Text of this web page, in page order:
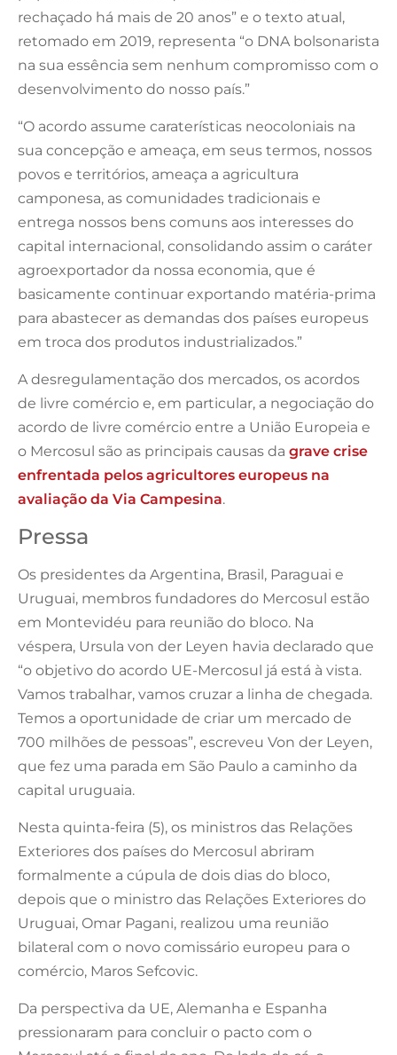
rechaçado há mais de 20 anos” e o texto atual,
retomado em 2019, representa “o DNA bolsonarista
na sua essência sem nenhum compromisso com o
desenvolvimento do nosso país.”
“O acordo assume caraterísticas neocoloniais na
sua concepção e ameaça, em seus termos, nossos
povos e territórios, ameaça a agricultura
camponesa, as comunidades tradicionais e
entrega nossos bens comuns aos interesses do
capital internacional, consolidando assim o caráter
agroexportador da nossa economia, que é
basicamente continuar exportando matéria-prima
para abastecer as demandas dos países europeus
em troca dos produtos industrializados.”
A desregulamentação dos mercados, os acordos
de livre comércio e, em particular, a negociação do
acordo de livre comércio entre a União Europeia e
o Mercosul são as principais causas da grave crise
enfrentada pelos agricultores europeus na
avaliação da Via Campesina.
Pressa
Os presidentes da Argentina, Brasil, Paraguai e
Uruguai, membros fundadores do Mercosul estão
em Montevidéu para reunião do bloco. Na
véspera, Ursula von der Leyen havia declarado que
“o objetivo do acordo UE-Mercosul já está à vista.
Vamos trabalhar, vamos cruzar a linha de chegada.
Temos a oportunidade de criar um mercado de
700 milhões de pessoas”, escreveu Von der Leyen,
que fez uma parada em São Paulo a caminho da
capital uruguaia.
Nesta quinta-feira (5), os ministros das Relações
Exteriores dos países do Mercosul abriram
formalmente a cúpula de dois dias do bloco,
depois que o ministro das Relações Exteriores do
Uruguai, Omar Pagani, realizou uma reunião
bilateral com o novo comissário europeu para o
comércio, Maros Sefcovic.
Da perspectiva da UE, Alemanha e Espanha
pressionaram para concluir o pacto com o